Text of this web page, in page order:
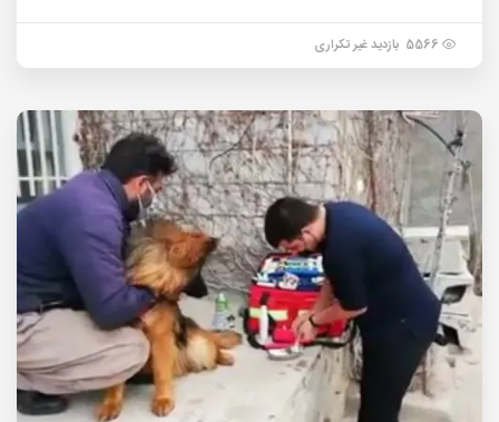
5566 بازدید غیر تکراری